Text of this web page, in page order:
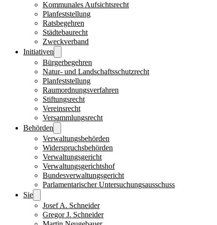
Kommunales Aufsichtsrecht
Planfeststellung
Ratsbegehren
Städtebaurecht
Zweckverband
Initiativen
Bürgerbegehren
Natur- und Landschaftsschutzrecht
Planfeststellung
Raumordnungsverfahren
Stiftungsrecht
Vereinsrecht
Versammlungsrecht
Behörden
Verwaltungsbehörden
Widerspruchsbehörden
Verwaltungsgericht
Verwaltungsgerichtshof
Bundesverwaltungsgericht
Parlamentarischer Untersuchungsausschuss
Sie
Josef A. Schneider
Gregor J. Schneider